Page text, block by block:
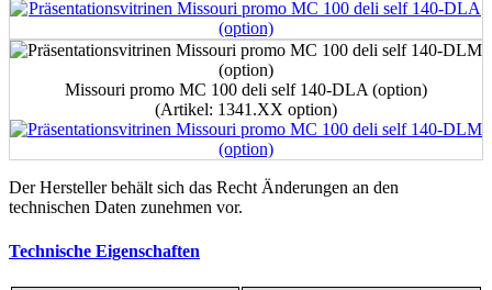
Missouri promo MC 100 deli self 140-DLA (option)
(Artikel: 1341.ХХ option)
Der Hersteller behält sich das Recht Änderungen an den
technischen Daten zunehmen vor.
Technische Eigenschaften